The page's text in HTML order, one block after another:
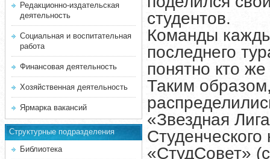
Редакционно-издательская
деятельность
Социальная и воспитательная
работа
Финансовая деятельность
Хозяйственная деятельность
Ярмарка вакансий
Структурные подразделения
Библиотека
студентов.
Команды
последнего
понятно кто
Таким
«Звездная
Студенческого
«СтудСовет»